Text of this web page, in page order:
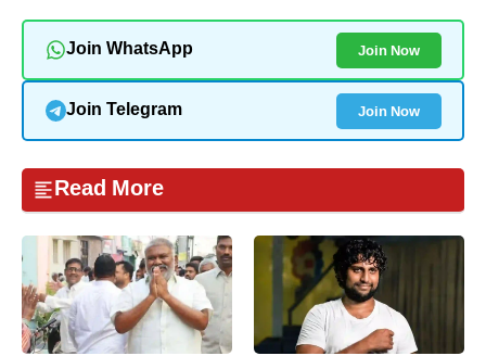
Join WhatsApp Join Now
Join Telegram Join Now
Read More